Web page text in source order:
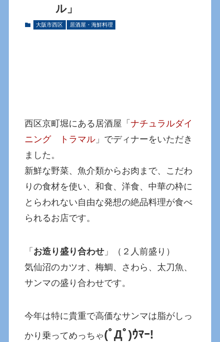
ル」
大阪市西区 居酒屋・海鮮料理
西区京町堀にある居酒屋「ナチュラルダイ
ニング トラマル 」でディナーをいただき
ました。
新鮮な野菜、魚介類からお肉まで、こだわ
りの食材を使い、和食、洋食、中華の枠に
とらわれない自由な発想の絶品料理が食べ
られるお店です。
「 お造り盛り合わせ 」（２人前盛り）
気仙沼のカツオ、梅鯛、さわら、太刀魚、
サンマの盛り合わせです。
今年は特に貴重で高価なサンマは脂がしっ
かり乗ってめっちゃ(ﾟДﾟ)ｳﾏｰ!